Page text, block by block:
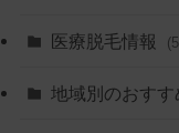
医療脱毛情報
地域別のおす